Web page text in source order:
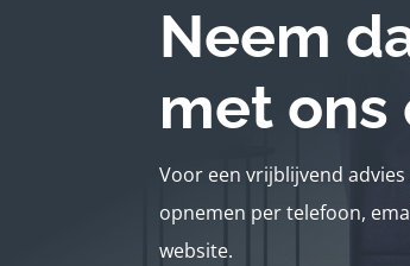
Neem
met ons
Voor een vrijblijvend
opnemen per telefoon,
website.